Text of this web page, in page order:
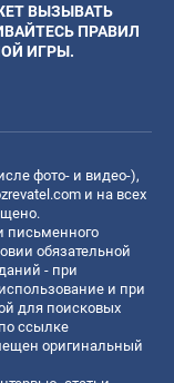
ВЫЗЫВАТЬ
ПРАВИЛ
ИГРЫ.
фото- и видео-),
и на всех
письменного
обязательной
- при
и при
для поисковых
ссылке
оригинальный